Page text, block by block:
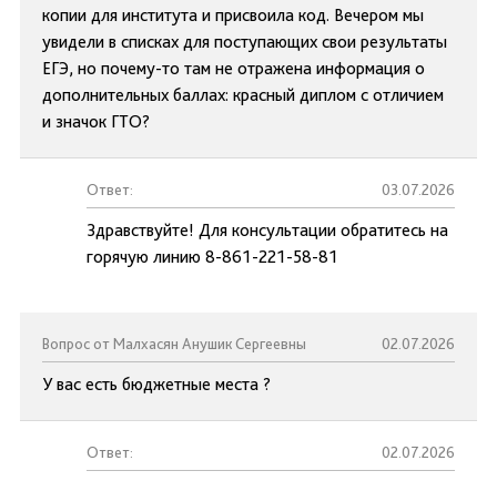
копии для института и присвоила код. Вечером мы
увидели в списках для поступающих свои результаты
ЕГЭ, но почему-то там не отражена информация о
дополнительных баллах: красный диплом с отличием
и значок ГТО?
Ответ: 03.07.2026
Здравствуйте! Для консультации обратитесь на
горячую линию 8-861-221-58-81
Вопрос от Малхасян Анушик Сергеевны 02.07.2026
У вас есть бюджетные места ?
Ответ: 02.07.2026